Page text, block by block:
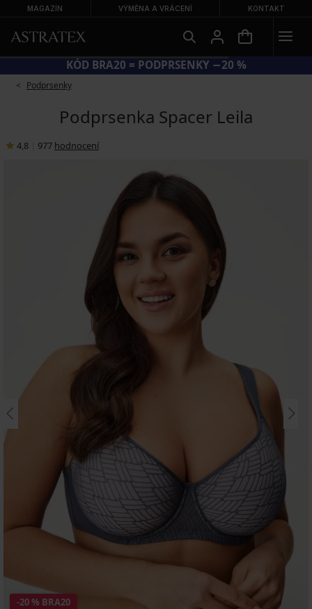
MAGAZÍN VÝMĚNA A VRÁCENÍ KONTAKT
KÓD BRA20 = PODPRSENKY −20 %
Podprsenky
Podprsenka Spacer Leila
4,8 977 hodnocení
-20 % BRA20